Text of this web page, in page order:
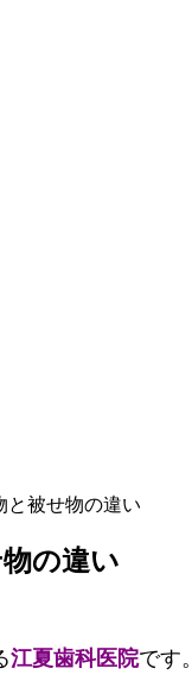
と被せ物の違い
の違い
江夏歯科医院です。